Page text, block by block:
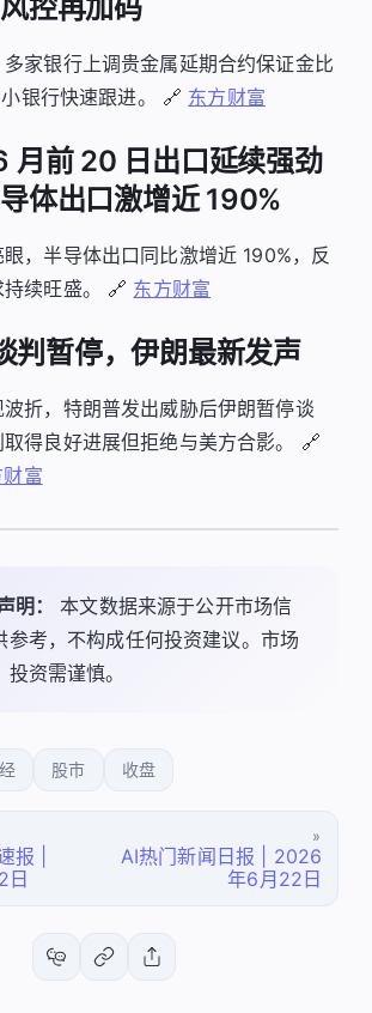
控再加码
家银行上调贵金属延期合约保证金比
银行快速跟进。 🔗 东方财富
月前 20 日出口延续强劲
体出口激增近 190%
，半导体出口同比激增近 190%，反
续旺盛。 🔗 东方财富
判暂停，伊朗最新发声
折，特朗普发出威胁后伊朗暂停谈
得良好进展但拒绝与美方合影。 🔗
富
明：
本文数据来源于公开市场信
参考，不构成任何投资建议。市场
资需谨慎。
股市 收盘
报 |
日
»
AI热门新闻日报 | 2026
年6月22日